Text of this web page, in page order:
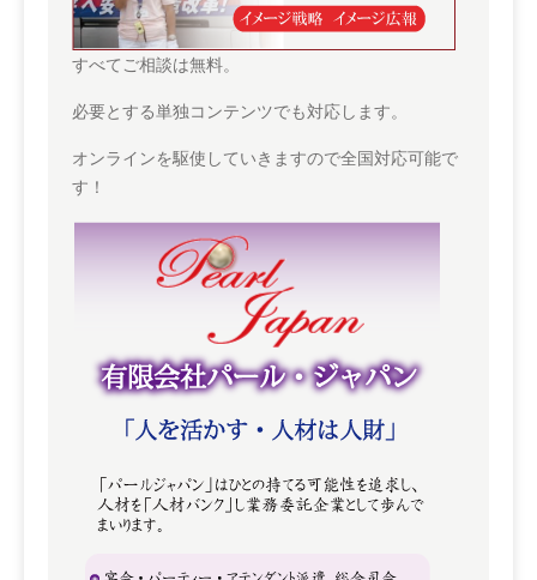
すべてご相談は無料。
必要とする単独コンテンツでも対応します。
オンラインを駆使していきますので全国対応可能で
す！